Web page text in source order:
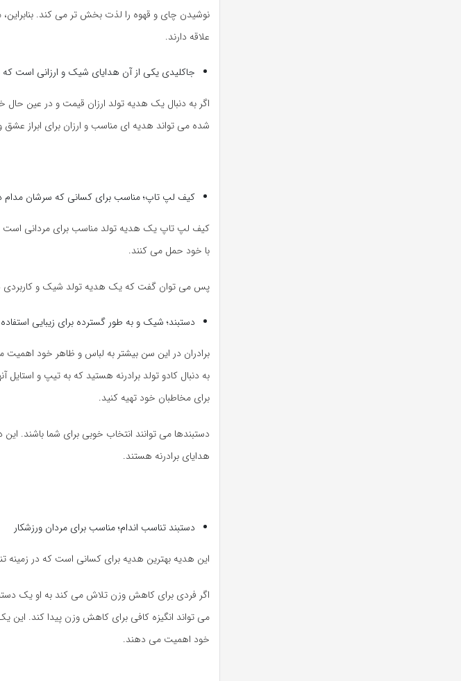
نوشیدن چای و قهوه را لذت بخش تر می کند. بنابراین،
علاقه دارند.
جاکلیدی یکی از آن هدایای شیک و ارزانی است که
اگر به دنبال یک هدیه تولد ارزان قیمت و در عین حال
شده می تواند هدیه ای مناسب و ارزان برای ابراز عشق
کیف لپ تاپ؛ مناسب برای کسانی که سرشان
کیف لپ تاپ یک هدیه تولد مناسب برای مردانی است
با خود حمل می کنند.
پس می توان گفت که یک هدیه تولد شیک و کاربردی
دستبند؛ شیک و به طور گسترده برای زیبایی
برادران در این سن بیشتر به لباس و ظاهر خود
به دنبال کادو تولد برادرنه هستید که به تیپ و
برای مخاطبان خود تهیه کنید.
دستبندها می توانند انتخاب خوبی برای شما باشند.
هدایای برادرنه هستند.
دستبند تناسب اندام؛ مناسب برای مردان ورزشکار
این هدیه بهترین هدیه برای کسانی است که در زمینه
اگر فردی برای کاهش وزن تلاش می کند به او یک
می تواند انگیزه کافی برای کاهش وزن پیدا کند. این
خود اهمیت می دهند.